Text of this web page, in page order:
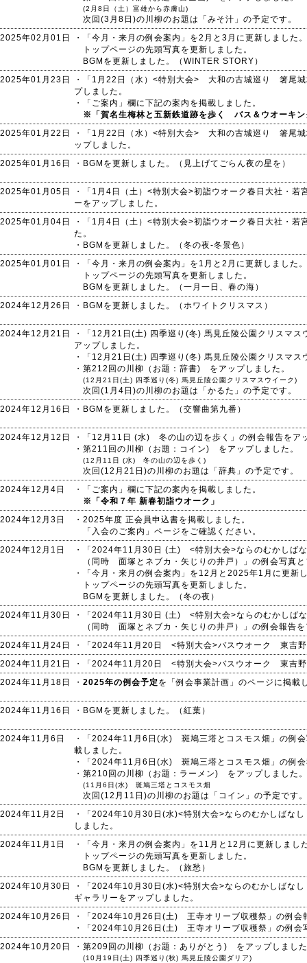
(2月8日（土）富雄から赤膚山)
次回(3月8日)の川柳のお題は「みそ汁」の予定です。
2025年02月01日
・「今月・来月の例会案内」を2月と3月に更新しました。
トップページの先頭写真を更新しました。
BGMを更新しました。（WINTER STORY）
2025年01月23日
・「1月22日（水）<特別大会> 大和の古城巡り 箸尾城
プしました。
・「ご案内」欄に下記の案内を掲載しました。
※「賀名生梅林と五新鉄道跡を歩く バス＆ウオーキン
2025年01月22日
・「1月22日（水）<特別大会> 大和の古城巡り 箸尾城
ップしました。
2025年01月16日
・BGMを更新しました。（見上げてごらん夜の星を）
2025年01月05日
・「1月4日（土）<特別大会>初詣ウオーク春日大社・
ーをアップしました。
2025年01月04日
・「1月4日（土）<特別大会>初詣ウオーク春日大社・若
た。
・BGMを更新しました。（冬の夜-冬景色）
2025年01月01日
・「今月・来月の例会案内」を1月と2月に更新しました。
トップページの先頭写真を更新しました。
BGMを更新しました。（一月一日、春の海）
2024年12月26日
・BGMを更新しました。（ホワイトクリスマス）
2024年12月21日
・「12月21日(土) 四季巡り(冬) 馬見丘陵公園クリスマ
アップしました。
・「12月21日(土) 四季巡り(冬) 馬見丘陵公園クリスマ
・第212回の川柳（お題：辞書) をアップしました。
(12月21日(土) 四季巡り(冬) 馬見丘陵公園クリスマスウイーク)
次回(1月4日)の川柳のお題は「かるた」の予定です。
2024年12月16日
・BGMを更新しました。（交響曲第九番）
2024年12月12日
・「12月11日 (水) 冬の山の辺を歩く」の例会報告をア
・第211回の川柳（お題：コイン) をアップしました。
(12月11日 (水) 冬の山の辺を歩く)
次回(12月21日)の川柳のお題は「辞典」の予定です。
2024年12月4日
・「ご案内」欄に下記の案内を掲載しました。
※「令和７年 新春初詣ウオーク」
2024年12月3日
・2025年度 正会員申込書を掲載しました。
「入会のご案内」ページをご確認ください。
2024年12月1日
・「2024年11月30日 (土) <特別大会>ならのむかしば
（同時 面塚とネブカ・矢じりの井戸）」の例会写真と
・「今月・来月の例会案内」を12月と2025年1月に更新
トップページの先頭写真を更新しました。
BGMを更新しました。（冬の夜）
2024年11月30日
・「2024年11月30日 (土) <特別大会>ならのむかしば
（同時 面塚とネブカ・矢じりの井戸）」の例会報告を
2024年11月24日
・「2024年11月20日 <特別大会>バスウオーク 東吉野
2024年11月21日
・「2024年11月20日 <特別大会>バスウオーク 東吉野
2024年11月18日
・ 2025年の例会予定を「例会事業計画」のページに掲載
2024年11月16日 ・BGMを更新しました。（紅葉）
2024年11月6日
・「2024年11月6日(水) 斑鳩三塔とコスモス畑」の例
載しました。
・「2024年11月6日(水) 斑鳩三塔とコスモス畑」の例
・第210回の川柳（お題：ラーメン) をアップしました。
(11月6日(水) 斑鳩三塔とコスモス畑
次回(12月11日)の川柳のお題は「コイン」の予定です。
2024年11月2日
・「2024年10月30日(水)<特別大会>ならのむかしばな
しました。
2024年11月1日
・「今月・来月の例会案内」を11月と12月に更新しまし
トップページの先頭写真を更新しました。
BGMを更新しました。（旅愁）
2024年10月30日
・「2024年10月30日(水)<特別大会>ならのむかしばな
ギャラリーをアップしました。
2024年10月26日
・「2024年10月26日(土) 王寺オリーブ収穫祭」の例会
・「2024年10月26日(土) 王寺オリーブ収穫祭」の例会
2024年10月20日
・第209回の川柳（お題：ありがとう) をアップしまし
(10月19日(土) 四季巡り(秋) 馬見丘陵公園ダリア)